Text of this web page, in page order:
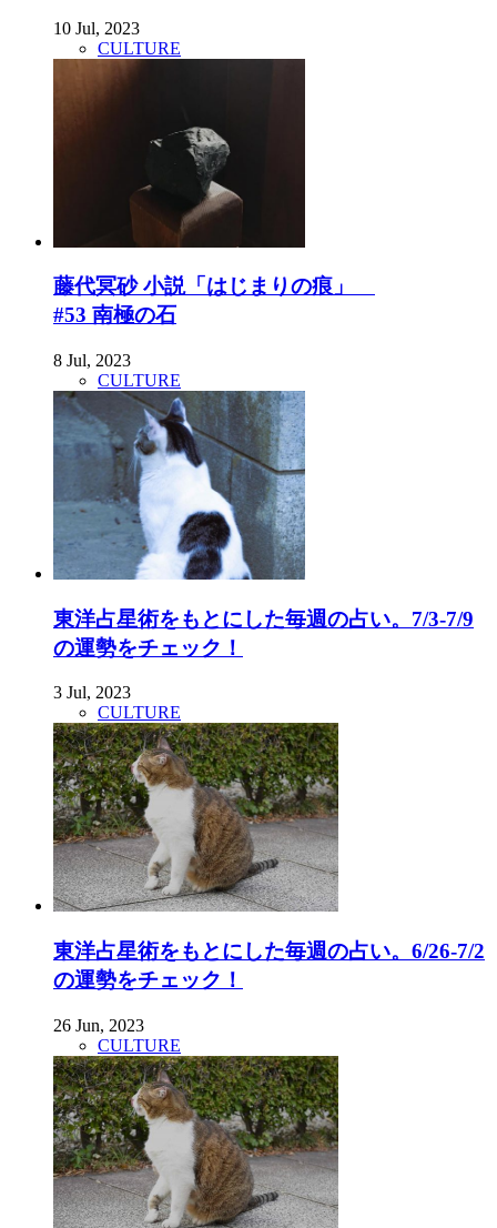
10 Jul, 2023
CULTURE
藤代冥砂 小説「はじまりの痕」
#53 南極の石
8 Jul, 2023
CULTURE
東洋占星術をもとにした毎週の占い。7/3-7/9
の運勢をチェック！
3 Jul, 2023
CULTURE
東洋占星術をもとにした毎週の占い。6/26-7/2
の運勢をチェック！
26 Jun, 2023
CULTURE